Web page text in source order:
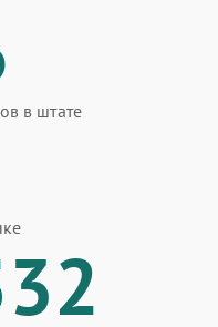
в штате